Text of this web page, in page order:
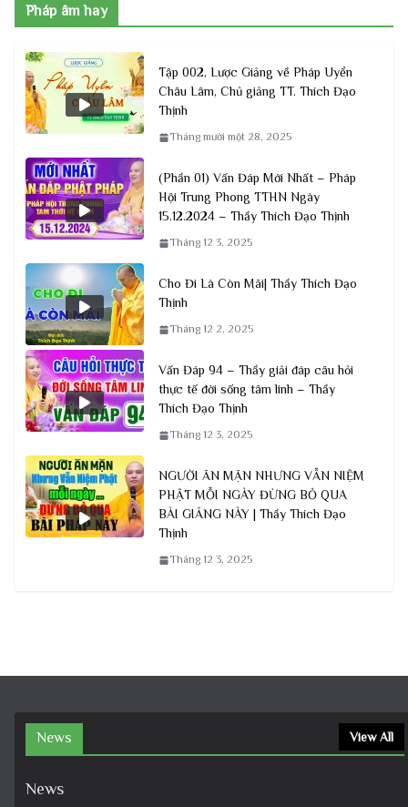
Pháp âm hay
Tập 002, Lược Giảng về Pháp Uyển
Châu Lâm, Chủ giảng TT. Thích Đạo
Thịnh
Tháng mười một 28, 2025
(Phần 01) Vấn Đáp Mới Nhất – Pháp
Hội Trung Phong TTHN Ngày
15.12.2024 – Thầy Thích Đạo Thịnh
Tháng 12 3, 2025
Cho Đi Là Còn Mãi| Thầy Thích Đạo
Thịnh
Tháng 12 2, 2025
Vấn Đáp 94 – Thầy giải đáp câu hỏi
thực tế đời sống tâm linh – Thầy
Thích Đạo Thịnh
Tháng 12 3, 2025
NGƯỜI ĂN MẶN NHƯNG VẪN NIỆM
PHẬT MỖI NGÀY ĐỪNG BỎ QUA
BÀI GIẢNG NÀY | Thầy Thích Đạo
Thịnh
Tháng 12 3, 2025
News View All
News